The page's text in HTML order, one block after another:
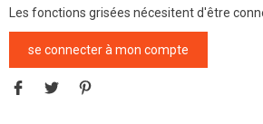
Les fonctions grisées nécesitent d'être
se connecter à mon compte